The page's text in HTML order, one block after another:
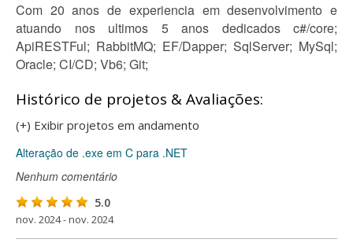
Com 20 anos de experiencia em desenvolvimento e
atuando nos ultimos 5 anos dedicados c#/core;
ApiRESTFul; RabbitMQ; EF/Dapper; SqlServer; MySql;
Oracle; CI/CD; Vb6; Git;
Histórico de projetos & Avaliações:
(+) Exibir projetos em andamento
Alteração de .exe em C para .NET
Nenhum comentário
5.0
nov. 2024 - nov. 2024